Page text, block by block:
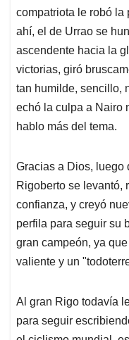
compatriota le robó la
ahí, el de Urrao se
ascendente hacia la
victorias, giró
tan humilde, sencillo,
echó la culpa a Nairo
hablo más del tema.
Gracias a Dios, luego
Rigoberto se levantó,
confianza, y creyó
perfila para seguir su
gran campeón, ya
valiente y un
Al gran Rigo todavía
para seguir